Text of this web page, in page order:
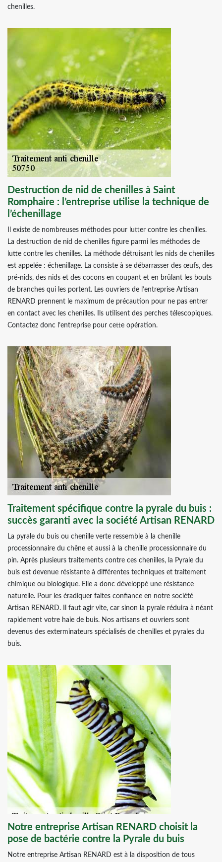
chenilles.
Destruction de nid de chenilles à Saint
Romphaire : l’entreprise utilise la technique de
l’échenillage
Il existe de nombreuses méthodes pour lutter contre les chenilles.
La destruction de nid de chenilles figure parmi les méthodes de
lutte contre les chenilles. La méthode détruisant les nids de chenilles
est appelée : échenillage. La consiste à se débarrasser des œufs, des
pré-nids, des nids et des cocons en coupant et en brûlant les bouts
de branches qui les portent. Les ouvriers de l’entreprise Artisan
RENARD prennent le maximum de précaution pour ne pas entrer
en contact avec les chenilles. Ils utilisent des perches télescopiques.
Contactez donc l’entreprise pour cette opération.
Traitement spécifique contre la pyrale du buis :
succès garanti avec la société Artisan RENARD
La pyrale du buis ou chenille verte ressemble à la chenille
processionnaire du chêne et aussi à la chenille processionnaire du
pin. Après plusieurs traitements contre ces chenilles, la Pyrale du
buis est devenue résistante à différentes techniques et traitement
chimique ou biologique. Elle a donc développé une résistance
naturelle. Pour les éradiquer faites confiance en notre société
Artisan RENARD. Il faut agir vite, car sinon la pyrale réduira à néant
rapidement votre haie de buis. Nos artisans et ouvriers sont
devenus des exterminateurs spécialisés de chenilles et pyrales du
buis.
Notre entreprise Artisan RENARD choisit la
pose de bactérie contre la Pyrale du buis
Notre entreprise Artisan RENARD est à la disposition de tous